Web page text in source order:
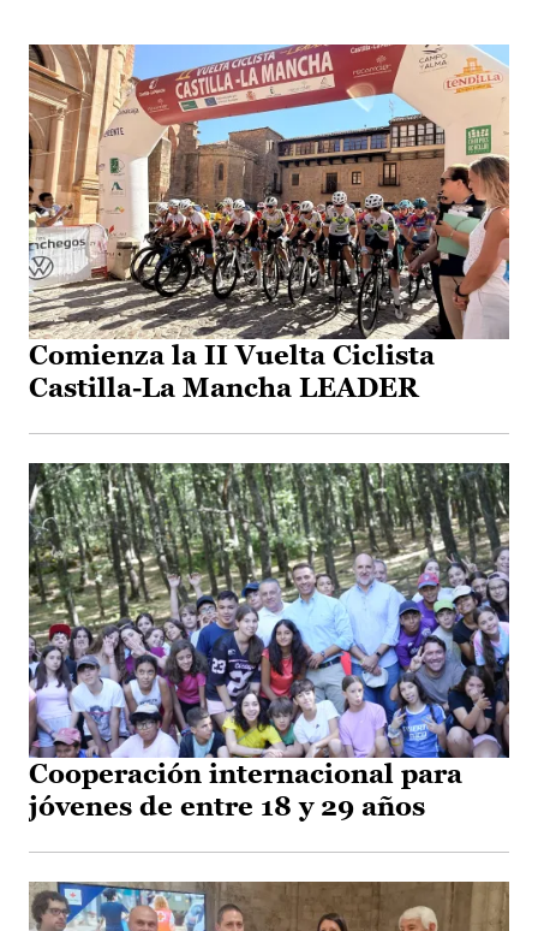
Comienza la II Vuelta Ciclista
Castilla-La Mancha LEADER
Cooperación internacional para
jóvenes de entre 18 y 29 años